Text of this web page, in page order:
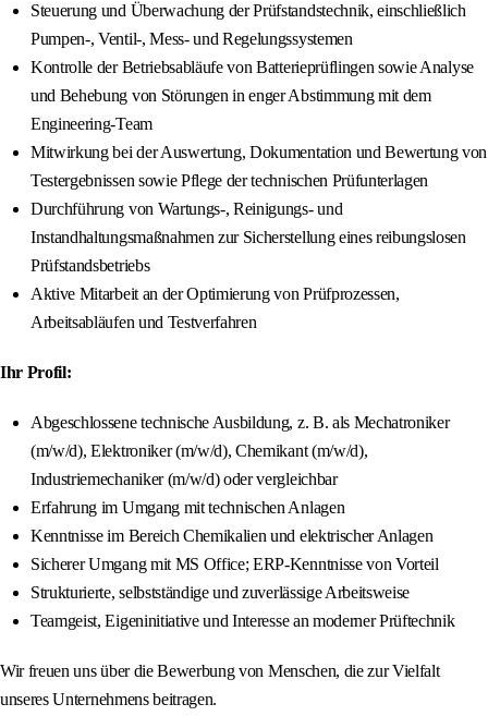
Steuerung und Überwachung der Prüfstandstechnik, einschließlich
Pumpen-, Ventil-, Mess- und Regelungssystemen
Kontrolle der Betriebsabläufe von Batterieprüflingen sowie Analyse
und Behebung von Störungen in enger Abstimmung mit dem
Engineering-Team
Mitwirkung bei der Auswertung, Dokumentation und Bewertung von
Testergebnissen sowie Pflege der technischen Prüfunterlagen
Durchführung von Wartungs-, Reinigungs- und
Instandhaltungsmaßnahmen zur Sicherstellung eines reibungslosen
Prüfstandsbetriebs
Aktive Mitarbeit an der Optimierung von Prüfprozessen,
Arbeitsabläufen und Testverfahren
Ihr Profil:
Abgeschlossene technische Ausbildung, z. B. als Mechatroniker
(m/w/d), Elektroniker (m/w/d), Chemikant (m/w/d),
Industriemechaniker (m/w/d) oder vergleichbar
Erfahrung im Umgang mit technischen Anlagen
Kenntnisse im Bereich Chemikalien und elektrischer Anlagen
Sicherer Umgang mit MS Office; ERP-Kenntnisse von Vorteil
Strukturierte, selbstständige und zuverlässige Arbeitsweise
Teamgeist, Eigeninitiative und Interesse an moderner Prüftechnik
Wir freuen uns über die Bewerbung von Menschen, die zur Vielfalt
unseres Unternehmens beitragen.